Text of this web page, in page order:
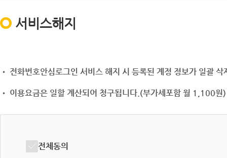
서비스해지
• 전화번호안심로그인 서비스 해지 시 등록된 계정 정보가 일괄
• 이용요금은 일할 계산되어 청구됩니다.(부가세포함 월 1,100원)
전체동의